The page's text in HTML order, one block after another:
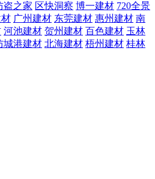
盗之家 区快洞察 博一建材 720全景
广州建材 东莞建材 惠州建材 南
河池建材 贺州建材 百色建材 玉林
城港建材 北海建材 梧州建材 桂林